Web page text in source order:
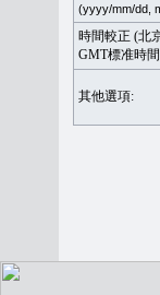
(yyyy/mm/dd,
時間較正 (北
GMT標准時
其他選項: